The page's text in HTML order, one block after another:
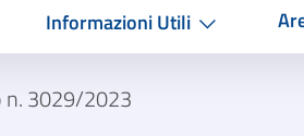
Informazioni Utili
n. 3029/2023